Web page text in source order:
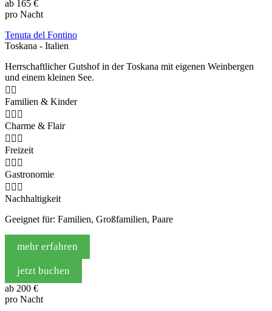
ab 165 €
pro Nacht
Tenuta del Fontino
Toskana - Italien
Herrschaftlicher Gutshof in der Toskana mit eigenen Weinbergen
und einem kleinen See.
 
Familien & Kinder
  
Charme & Flair
  
Freizeit
  
Gastronomie
  
Nachhaltigkeit
Geeignet für: Familien, Großfamilien, Paare
mehr erfahren
jetzt buchen
ab 200 €
pro Nacht